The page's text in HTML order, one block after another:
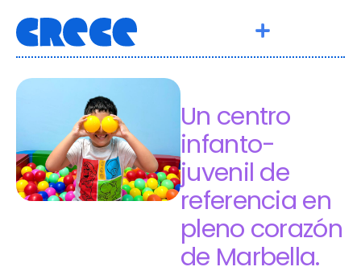
Un centro
infanto-
juvenil de
referencia en
pleno corazón
de Marbella.